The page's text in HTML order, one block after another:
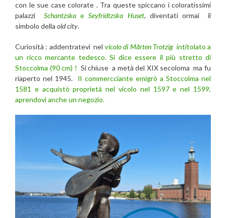
con le sue case colorate . Tra queste spiccano i coloratissimi
palazzi SchantzskaeSeyfridtzska Huset, diventati ormai il
simbolo della old city.
Curiosità : addentratevi nel vicolo di Mårten Trotzigintitolato a
un ricco mercante tedesco. Si dice essere il più stretto di
Stoccolma (90 cm) ! Si chiuse a metà del XIX secoloma ma fu
riaperto nel 1945. Il commercciante emigrò a Stoccolma nel
1581 e acquistò proprietà nel vicolo nel 1597 e nel 1599,
aprendovi anche un negozio.